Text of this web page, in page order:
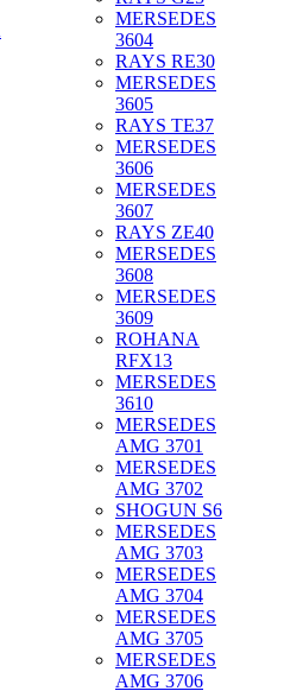
MERSEDES
3604
RAYS RE30
MERSEDES
3605
RAYS TE37
MERSEDES
3606
MERSEDES
3607
RAYS ZE40
MERSEDES
3608
MERSEDES
3609
ROHANA
RFX13
MERSEDES
3610
MERSEDES
AMG 3701
MERSEDES
AMG 3702
SHOGUN S6
MERSEDES
AMG 3703
MERSEDES
AMG 3704
MERSEDES
AMG 3705
MERSEDES
AMG 3706